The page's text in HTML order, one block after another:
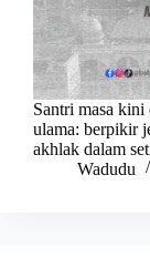
Santri masa kini
ulama: berpikir
akhlak dalam
Wadudu